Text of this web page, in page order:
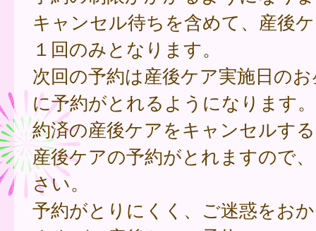
キャンセル待ちを含めて、産後
１回のみとなります。
次回の予約は産後ケア実施日の
に予約がとれるようになります
約済の産後ケアをキャンセルす
産後ケアの予約がとれますので
さい。
予約がとりにくく、ご迷惑をお